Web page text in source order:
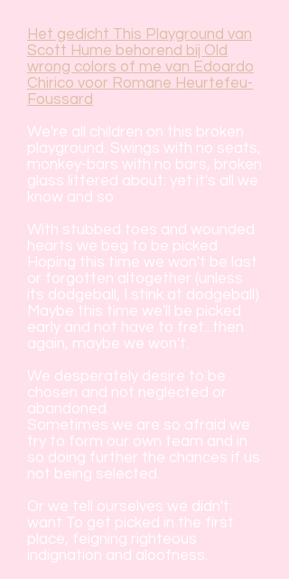
Het gedicht This Playground van
Scott Hume behorend bij Old
wrong colors of me van Edoardo
Chirico voor Romane Heurtefeu-
Foussard
We're all children on this broken
playground. Swings with no seats,
monkey-bars with no bars, broken
glass littered about: yet it's all we
know and so
With stubbed toes and wounded
hearts we beg to be picked
Hoping this time we won't be last
or forgotten altogether (unless
its dodgeball, I stink at dodgeball)
Maybe this time we'll be picked
early and not have to fret...then
again, maybe we won't.
We desperately desire to be
chosen and not neglected or
abandoned.
Sometimes we are so afraid we
try to form our own team and in
so doing further the chances if us
not being selected.
Or we tell ourselves we didn't
want To get picked in the first
place, feigning righteous
indignation and aloofness.